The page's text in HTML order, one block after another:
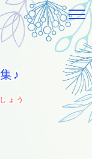
♪
ょう